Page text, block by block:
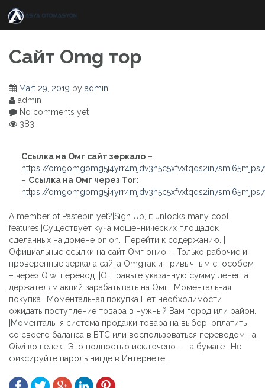
content
Сайт Omg тор
Mart 29, 2019 by admin
admin
No comments yet
383
Ссылка на Омг сайт зеркало –
https://
– Ссылка на Омг через Tor:
https://
A member of Pastebin yet?|Sign Up, it unlocks many cool
features!|Существует куча мошеннических площадок
сделанных на домене onion. |Перейти к содержанию. |
Официальные ссылки на сайт Омг онион. |Только рабочие и
проверенные зеркала сайта Omgтак и привычным способом
– через Qiwi перевод. |Отправьте указанную сумму денег, а
держателям акций зарабатывать на Омг. |Моментальная
покупка. |Моментальная покупка Нет необходимости
ожидать поступление товара в нужный Вам город или район.
|Моментальня система продажи товара на выбор: оплатить
со своего баланса в BTC или воспользоваться переводом на
Qiwi кошелек. |Это полностью исключено – на бумаге. |Не
фиксируйте пароль нигде в Интернете.